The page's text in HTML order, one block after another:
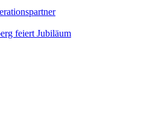
feiert Jubiläum